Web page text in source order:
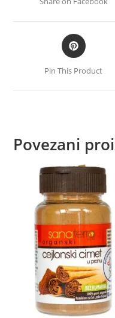
Pin This Product
Povezani